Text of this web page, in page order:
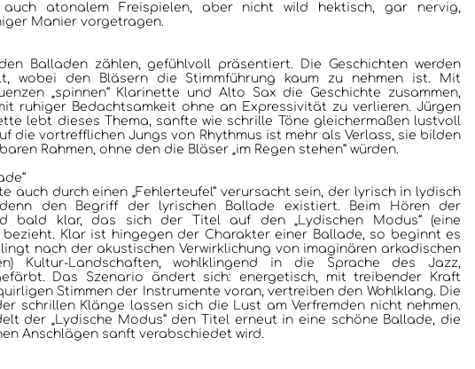
auch atonalem Freispielen, aber nicht wild hektisch, gar nervig,
Manier vorgetragen.
Balladen zählen, gefühlvoll präsentiert. Die Geschichten werden
wobei den Bläsern die Stimmführung kaum zu nehmen ist. Mit
„spinnen“ Klarinette und Alto Sax die Geschichte zusammen,
ruhiger Bedachtsamkeit ohne an Expressivität zu verlieren. Jürgen
lebt dieses Thema, sanfte wie schrille Töne gleichermaßen lustvoll
die vortrefflichen Jungs von Rhythmus ist mehr als Verlass, sie bilden
Rahmen, ohne den die Bläser „im Regen stehen“ würden.
auch durch einen „Fehlerteufel“ verursacht sein, der lyrisch in lydisch
denn den Begriff der lyrischen Ballade existiert. Beim Hören der
bald klar, das sich der Titel auf den „Lydischen Modus“ (eine
bezieht. Klar ist hingegen der Charakter einer Ballade, so beginnt es
nach der akustischen Verwirklichung von imaginären arkadischen
Kultur-Landschaften, wohlklingend in die Sprache des Jazz,
Das Szenario ändert sich: energetisch, mit treibender Kraft
Stimmen der Instrumente voran, vertreiben den Wohlklang. Die
schrillen Klänge lassen sich die Lust am Verfremden nicht nehmen.
der „Lydische Modus“ den Titel erneut in eine schöne Ballade, die
Anschlägen sanft verabschiedet wird.